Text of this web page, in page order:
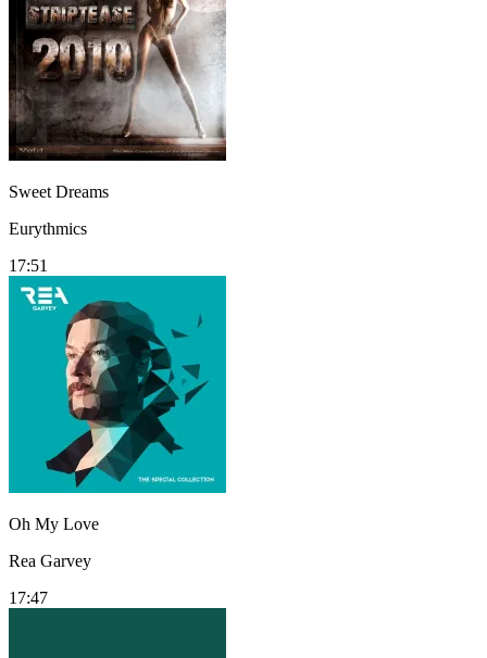
Sweet Dreams
Eurythmics
17:51
Oh My Love
Rea Garvey
17:47